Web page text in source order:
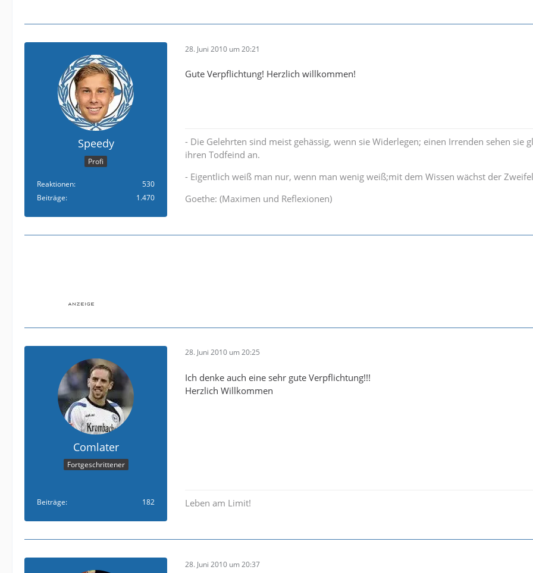
Speedy
Profi
Reaktionen
530
Beiträge
1.470
28. Juni 2010 um 20:21
Gute Verpflichtung! Herzlich willkommen!
- Die Gelehrten sind meist gehässig, wenn sie Widerlegen; einen Irrenden sehen sie
ihren Todfeind an.
- Eigentlich weiß man nur, wenn man wenig weiß;mit dem Wissen wächst der
Goethe: (Maximen und Reflexionen)
Comlater
Fortgeschrittener
Beiträge 182
28. Juni 2010 um 20:25
Ich denke auch eine sehr gute Verpflichtung!!!
Herzlich Willkommen
Leben am Limit!
28. Juni 2010 um 20:37